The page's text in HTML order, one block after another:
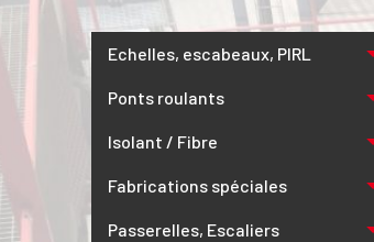
Echelles, escabeaux, PIRL
Ponts roulants
Isolant / Fibre
Fabrications spéciales
Passerelles, Escaliers